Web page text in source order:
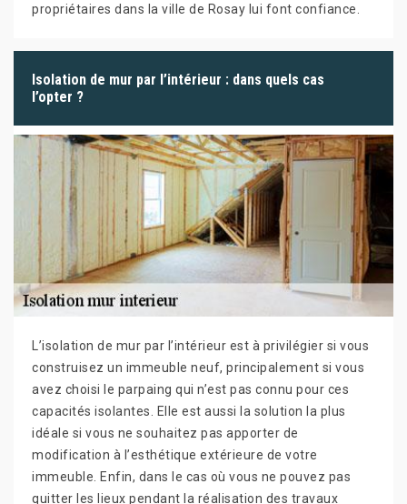
propriétaires dans la ville de Rosay lui font confiance.
Isolation de mur par l’intérieur : dans quels cas
l’opter ?
L’isolation de mur par l’intérieur est à privilégier si vous
construisez un immeuble neuf, principalement si vous
avez choisi le parpaing qui n’est pas connu pour ces
capacités isolantes. Elle est aussi la solution la plus
idéale si vous ne souhaitez pas apporter de
modification à l’esthétique extérieure de votre
immeuble. Enfin, dans le cas où vous ne pouvez pas
quitter les lieux pendant la réalisation des travaux